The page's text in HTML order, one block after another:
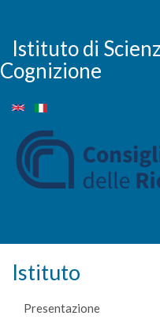
contenuto
principale
Istituto di
Cognizione
Istituto
Presentazione